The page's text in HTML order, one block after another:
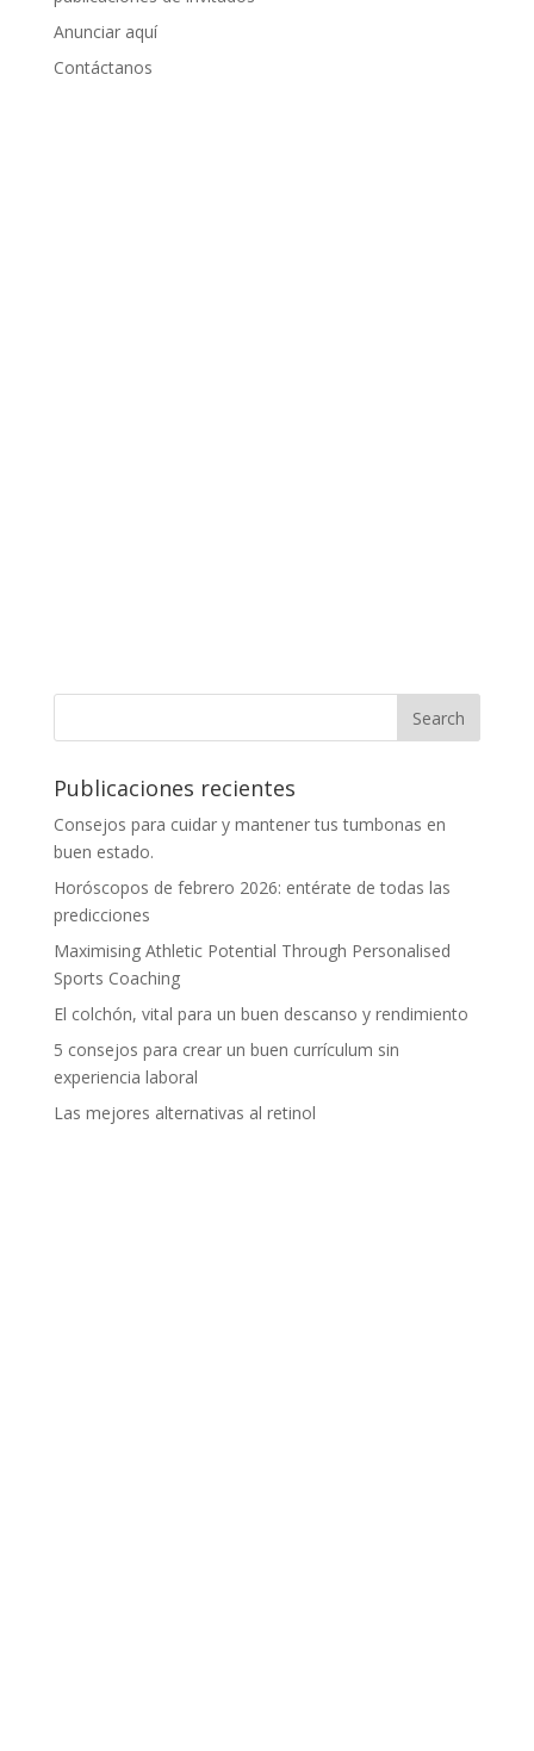
Anunciar aquí
Contáctanos
Publicaciones recientes
Consejos para cuidar y mantener tus tumbonas en
buen estado.
Horóscopos de febrero 2026: entérate de todas las
predicciones
Maximising Athletic Potential Through Personalised
Sports Coaching
El colchón, vital para un buen descanso y rendimiento
5 consejos para crear un buen currículum sin
experiencia laboral
Las mejores alternativas al retinol